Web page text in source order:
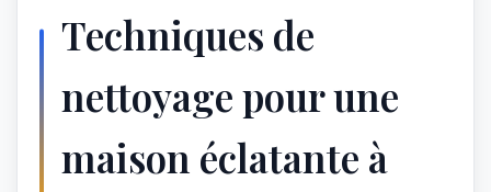
Techniques de
nettoyage pour une
maison éclatante à